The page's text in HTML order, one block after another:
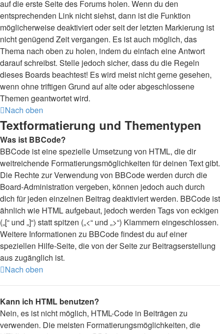
auf die erste Seite des Forums holen. Wenn du den
entsprechenden Link nicht siehst, dann ist die Funktion
möglicherweise deaktiviert oder seit der letzten Markierung ist
nicht genügend Zeit vergangen. Es ist auch möglich, das
Thema nach oben zu holen, indem du einfach eine Antwort
darauf schreibst. Stelle jedoch sicher, dass du die Regeln
dieses Boards beachtest! Es wird meist nicht gerne gesehen,
wenn ohne triftigen Grund auf alte oder abgeschlossene
Themen geantwortet wird.
Nach oben
Textformatierung und Thementypen
Was ist BBCode?
BBCode ist eine spezielle Umsetzung von HTML, die dir
weitreichende Formatierungsmöglichkeiten für deinen Text gibt.
Die Rechte zur Verwendung von BBCode werden durch die
Board-Administration vergeben, können jedoch auch durch
dich für jeden einzelnen Beitrag deaktiviert werden. BBCode ist
ähnlich wie HTML aufgebaut, jedoch werden Tags von eckigen
(„[“ und „]“) statt spitzen („<“ und „>“) Klammern eingeschlossen.
Weitere Informationen zu BBCode findest du auf einer
speziellen Hilfe-Seite, die von der Seite zur Beitragserstellung
aus zugänglich ist.
Nach oben
Kann ich HTML benutzen?
Nein, es ist nicht möglich, HTML-Code in Beiträgen zu
verwenden. Die meisten Formatierungsmöglichkeiten, die